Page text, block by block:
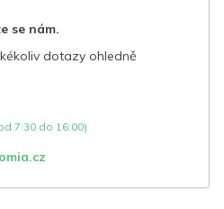
se nám.
dotazy ohledně
7:30 do 16:00)